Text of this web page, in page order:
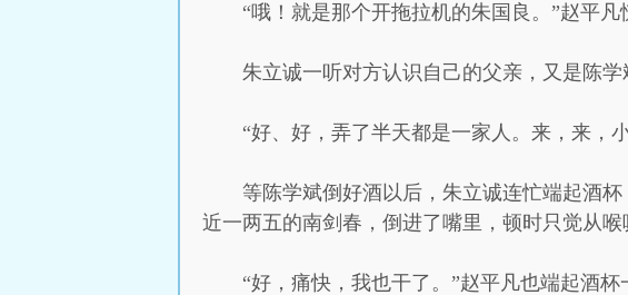
“哦！就是那个开拖拉机的朱国良。”赵平凡
朱立诚一听对方认识自己的父亲，又是陈
“好、好，弄了半天都是一家人。来，来，
等陈学斌倒好酒以后，朱立诚连忙端起酒
近一两五的南剑春，倒进了嘴里，顿时只觉从
“好，痛快，我也干了。”赵平凡也端起酒杯